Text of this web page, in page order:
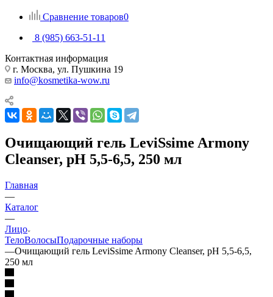
Сравнение товаров0
8 (985) 663-51-11
Контактная информация
г. Москва, ул. Пушкина 19
info@kosmetika-wow.ru
Очищающий гель LeviSsime Armony
Cleanser, рН 5,5-6,5, 250 мл
Главная
—
Каталог
—
Лицо
ТелоВолосыПодарочные наборы
—Очищающий гель LeviSsime Armony Cleanser, рН 5,5-6,5,
250 мл